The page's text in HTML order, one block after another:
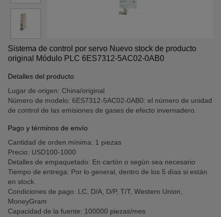
Sistema de control por servo Nuevo stock de producto
original Módulo PLC 6ES7312-5AC02-0AB0
Detalles del producto
Lugar de origen: China/original
Número de modelo: 6ES7312-5AC02-0AB0: el número de unidad
de control de las emisiones de gases de efecto invernadero.
Pago y términos de envío
Cantidad de orden mínima: 1 piezas
Precio: USD100-1000
Detalles de empaquetado: En cartón o según sea necesario
Tiempo de entrega: Por lo general, dentro de los 5 días si están
en stock.
Condiciones de pago: LC, D/A, D/P, T/T, Western Union,
MoneyGram
Capacidad de la fuente: 100000 piezas/mes